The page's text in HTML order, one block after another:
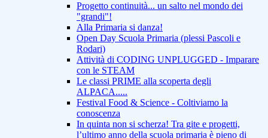
Progetto continuità... un salto nel mondo dei
"grandi"!
Alla Primaria si danza!
Open Day Scuola Primaria (plessi Pascoli e
Rodari)
Attività di CODING UNPLUGGED - Imparare
con le STEAM
Le classi PRIME alla scoperta degli
ALPACA.....
Festival Food & Science - Coltiviamo la
conoscenza
In quinta non si scherza! Tra gite e progetti,
l’ultimo anno della scuola primaria è pieno di